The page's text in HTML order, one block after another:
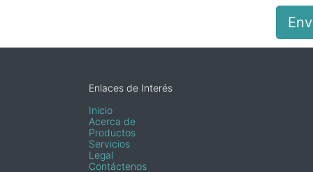
Enlaces de Interés
Inicio
Acerca de
Productos
Servicios
Legal
Contáctenos